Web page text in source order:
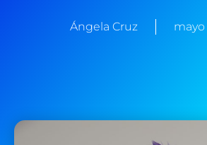
Ángela Cruz mayo